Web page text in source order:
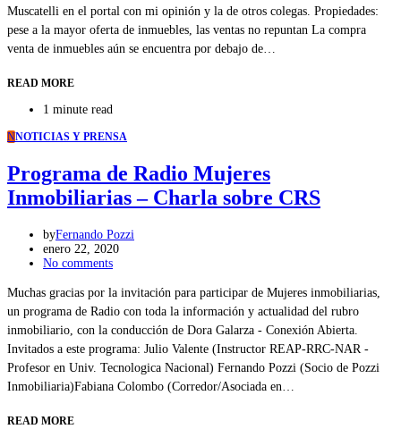
Muscatelli en el portal con mi opinión y la de otros colegas. Propiedades:
pese a la mayor oferta de inmuebles, las ventas no repuntan La compra
venta de inmuebles aún se encuentra por debajo de…
READ MORE
1 minute read
NNOTICIAS Y PRENSA
Programa de Radio Mujeres
Inmobiliarias – Charla sobre CRS
byFernando Pozzi
enero 22, 2020
No comments
Muchas gracias por la invitación para participar de Mujeres inmobiliarias,
un programa de Radio con toda la información y actualidad del rubro
inmobiliario, con la conducción de Dora Galarza - Conexión Abierta.
Invitados a este programa: Julio Valente (Instructor REAP-RRC-NAR -
Profesor en Univ. Tecnologica Nacional) Fernando Pozzi (Socio de Pozzi
Inmobiliaria)Fabiana Colombo (Corredor/Asociada en…
READ MORE